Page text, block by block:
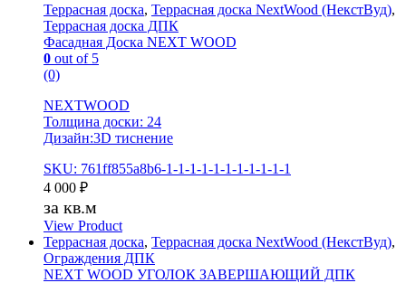
Террасная доска, Террасная доска NextWood (НекстВуд),
Террасная доска ДПК
Фасадная Доска NEXT WOOD
0 out of 5
(0)
NEXTWOOD
Толщина доски: 24
Дизайн:3D тиснение
SKU: 761ff855a8b6-1-1-1-1-1-1-1-1-1-1-1
4 000 ₽
за кв.м
View Product
Террасная доска, Террасная доска NextWood (НекстВуд),
Ограждения ДПК
NEXT WOOD УГОЛОК ЗАВЕРШАЮЩИЙ ДПК